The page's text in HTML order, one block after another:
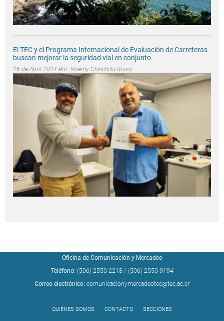
El TEC y el Programa Internacional de Evaluación de Carreteras
buscan mejorar la seguridad vial en conjunto
26 de Abril 2024 Por: Noemy Chinchilla Bravo
Oficina de Comunicación y Mercadeo
Teléfono: (506) 2550-2218 / (506) 2550-9194
Correo electrónico: comunicacionymercadeotec@tec.ac.cr
QUIÉNES SOMOS CONTACTO SECCIONES